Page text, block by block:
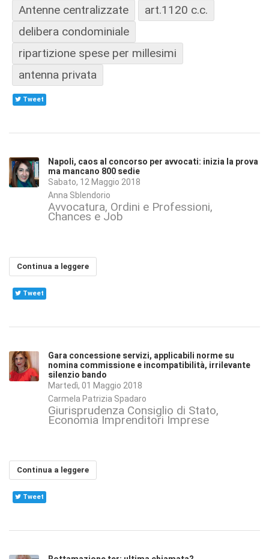
Antenne centralizzate
art.1120 c.c.
delibera condominiale
ripartizione spese per millesimi
antenna privata
Tweet
Napoli, caos al concorso per avvocati: inizia la prova
ma mancano 800 sedie
Sabato, 12 Maggio 2018
Anna Sblendorio
Avvocatura, Ordini e Professioni
Chances e Job
Continua a leggere
Tweet
Gara concessione servizi, applicabili norme su
nomina commissione e incompatibilità, irrilevante
silenzio bando
Martedì, 01 Maggio 2018
Carmela Patrizia Spadaro
Giurisprudenza Consiglio di Stato
Economia Imprenditori Imprese
Continua a leggere
Tweet